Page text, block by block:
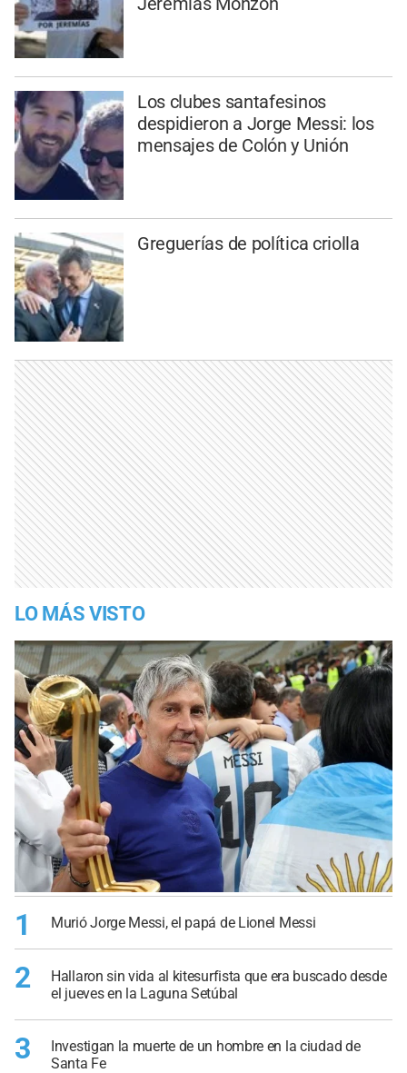
Los clubes santafesinos
despidieron a Jorge Messi: los
mensajes de Colón y Unión
Greguerías de política criolla
LO MÁS VISTO
1 Murió Jorge Messi, el papá de Lionel Messi
2
Hallaron sin vida al kitesurfista que era buscado desde
el jueves en la Laguna Setúbal
3
Investigan la muerte de un hombre en la ciudad de
Santa Fe